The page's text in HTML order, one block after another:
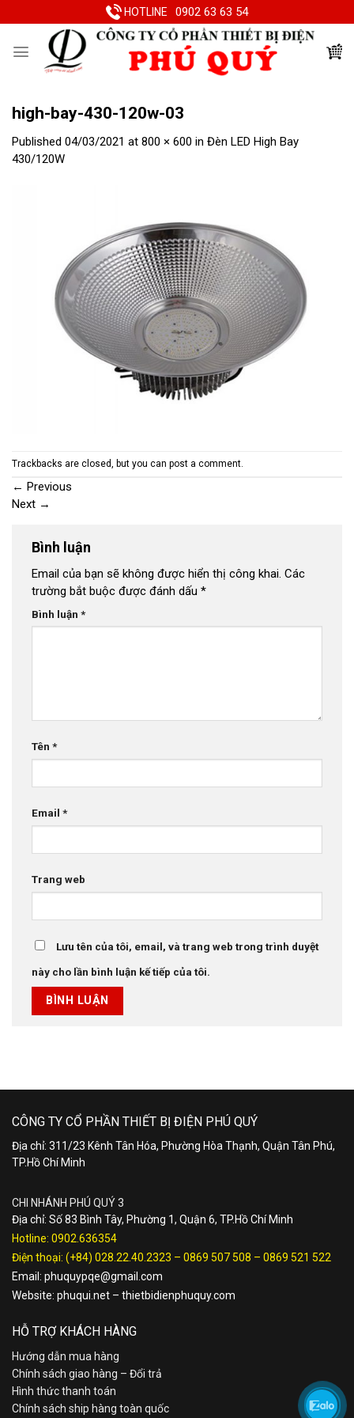
to
HOTLINE 0902 63 63 54
high-bay-430-120w-03
Published 04/03/2021 at 800 × 600 in Đèn LED High Bay
430/120W
Trackbacks are closed, but you can post a comment.
← Previous
Next →
Bình luận
Email của bạn sẽ không được hiển thị công khai. Các
trường bắt buộc được đánh dấu *
Bình luận *
Tên *
Email *
Trang web
Lưu tên của tôi, email, và trang web trong trình duyệt
này cho lần bình luận kế tiếp của tôi.
CÔNG TY CỔ PHẦN THIẾT BỊ ĐIỆN PHÚ QUÝ
Địa chỉ: 311/23 Kênh Tân Hóa, Phường Hòa Thạnh, Quận Tân Phú,
TP.Hồ Chí Minh
CHI NHÁNH PHÚ QUÝ 3
Địa chỉ: Số 83 Bình Tây, Phường 1, Quận 6, TP.Hồ Chí Minh
Hotline: 0902.636354
Điện thoại: (+84) 028.22.40.2323 – 0869 507 508 – 0869 521 522
Email: phuquypqe@gmail.com
Website: phuqui.net – thietbidienphuquy.com
HỖ TRỢ KHÁCH HÀNG
Hướng dẫn mua hàng
Chính sách giao hàng – Đổi trả
Hình thức thanh toán
Chính sách ship hàng toàn quốc